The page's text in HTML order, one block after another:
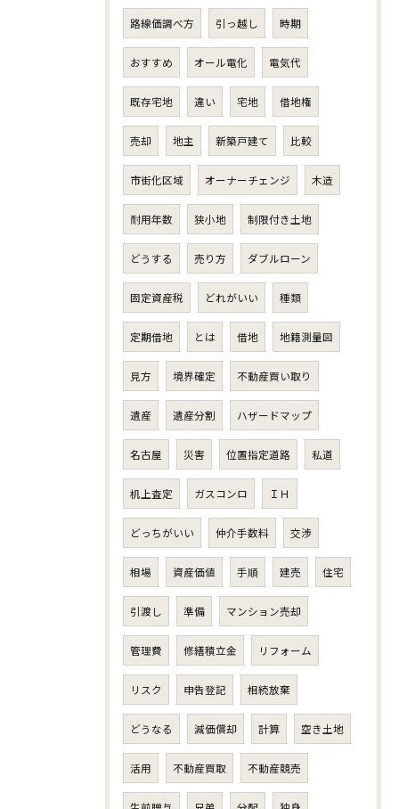
路線価調べ方 引っ越し 時期
おすすめ オール電化 電気代
既存宅地 違い 宅地 借地権
売却 地主 新築戸建て 比較
市街化区域 オーナーチェンジ 木造
耐用年数 狭小地 制限付き土地
どうする 売り方 ダブルローン
固定資産税 どれがいい 種類
定期借地 とは 借地 地籍測量図
見方 境界確定 不動産買い取り
遺産 遺産分割 ハザードマップ
名古屋 災害 位置指定道路 私道
机上査定 ガスコンロ ＩＨ
どっちがいい 仲介手数料 交渉
相場 資産価値 手順 建売 住宅
引渡し 準備 マンション売却
管理費 修繕積立金 リフォーム
リスク 申告登記 相続放棄
どうなる 減価償却 計算 空き土地
活用 不動産買取 不動産競売